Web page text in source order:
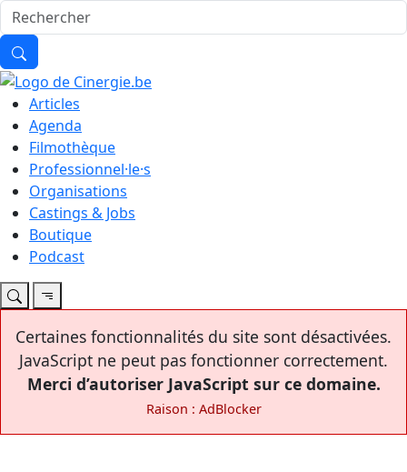
Articles
Agenda
Filmothèque
Professionnel·le·s
Organisations
Castings & Jobs
Boutique
Podcast
Certaines fonctionnalités du site sont désactivées.
JavaScript ne peut pas fonctionner correctement.
Merci d’autoriser JavaScript sur ce domaine.
Raison : AdBlocker